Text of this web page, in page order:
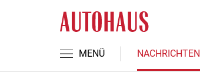
MENÜ NACHRICHTEN